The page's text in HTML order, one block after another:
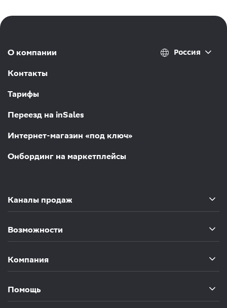
О компании
Контакты
Тарифы
Переезд на inSales
Интернет-магазин «под ключ»
Онбординг на маркетплейсы
Россия
Каналы продаж
Возможности
Компания
Помощь